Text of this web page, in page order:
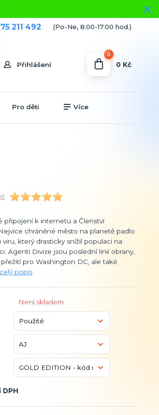
Přihlášení
211 492 (Po-Ne, 8:00-17:00 hod.)
0
0 Kč
Pro děti Více
připojení k internetu a Členství
chráněné město na planetě padlo
který drasticky snížil populaci na
Agenti Divize jsou poslední linií obrany,
pro Washington DC, ale také
celý popis
Není skladem